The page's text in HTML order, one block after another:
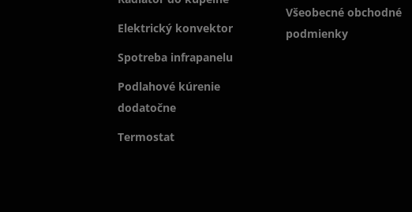
Elektrický konvektor
Spotreba infrapanelu
Podlahové kúrenie
dodatočne
Termostat
Všeobecné obchodné
podmienky